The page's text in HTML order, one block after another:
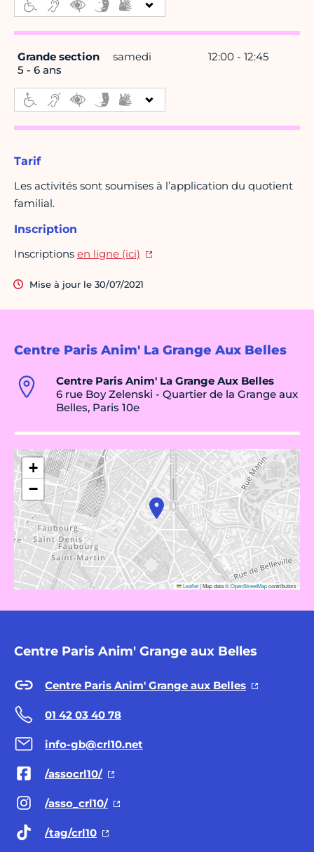
Centre Paris Anim' La Grange Aux Belles
Centre Paris Anim' La Grange Aux Belles
6 rue Boy Zelenski - Quartier de la Grange aux
Belles, Paris 10e
+
−
Leaflet|Map data ©OpenStreetMapcontributors
Centre Paris Anim' Grange aux Belles
Centre Paris Anim' Grange aux Belles
01 42 03 40 78
info-gb@crl10.net
/assocrl10/
/asso_crl10/
/tag/crl10
Grande section
5 - 6 ans
samedi 12:00 - 12:45
Tarif
Les activités sont soumises à l’application du quotient
familial.
Inscription
Inscriptions en ligne (ici)
Mise à jour le 30/07/2021